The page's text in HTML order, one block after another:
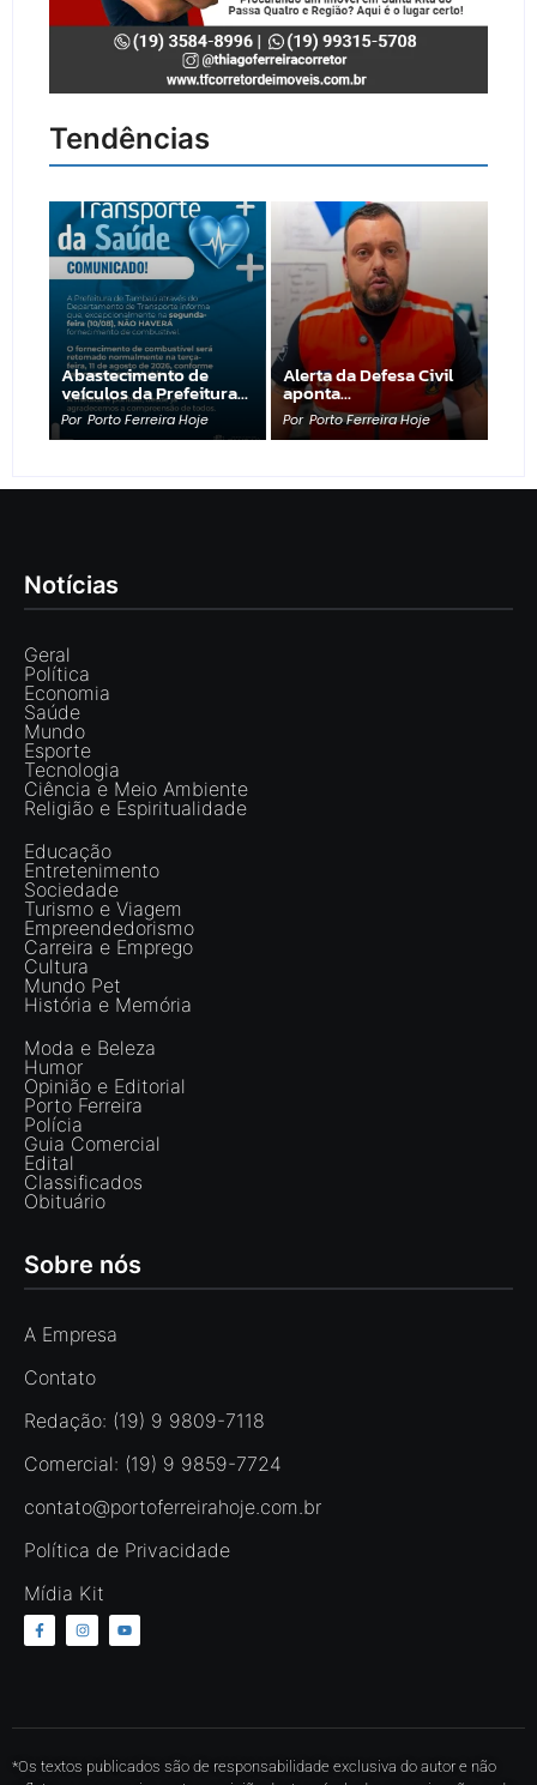
Tendências
Abastecimento de
veículos da Prefeitura…
Por Porto Ferreira Hoje
Alerta da Defesa Civil
aponta…
Por Porto Ferreira Hoje
Notícias
Geral
Política
Economia
Saúde
Mundo
Esporte
Tecnologia
Ciência e Meio Ambiente
Religião e Espiritualidade
Educação
Entretenimento
Sociedade
Turismo e Viagem
Empreendedorismo
Carreira e Emprego
Cultura
Mundo Pet
História e Memória
Moda e Beleza
Humor
Opinião e Editorial
Porto Ferreira
Polícia
Guia Comercial
Edital
Classificados
Obituário
Sobre nós
A Empresa
Contato
Redação: (19) 9 9809-7118
Comercial: (19) 9 9859-7724
contato@portoferreirahoje.com.br
Política de Privacidade
Mídia Kit
*Os textos publicados são de responsabilidade exclusiva do autor e não